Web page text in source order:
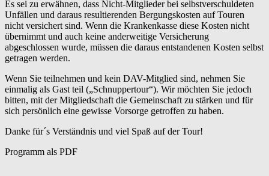
Es sei zu erwähnen, dass Nicht-Mitglieder bei selbstverschuldeten
Unfällen und daraus resultierenden Bergungskosten auf Touren
nicht versichert sind. Wenn die Krankenkasse diese Kosten nicht
übernimmt und auch keine anderweitige Versicherung
abgeschlossen wurde, müssen die daraus entstandenen Kosten selbst
getragen werden.
Wenn Sie teilnehmen und kein DAV-Mitglied sind, nehmen Sie
einmalig als Gast teil („Schnuppertour“). Wir möchten Sie jedoch
bitten, mit der Mitgliedschaft die Gemeinschaft zu stärken und für
sich persönlich eine gewisse Vorsorge getroffen zu haben.
Danke für´s Verständnis und viel Spaß auf der Tour!
Programm als PDF